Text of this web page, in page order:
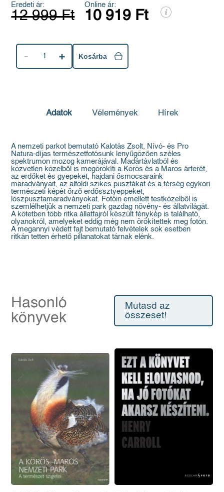
Eredeti ár:
12 999 Ft
Online ár:
10 919 Ft
1 Kosárba
Adatok Vélemények Hírek
A nemzeti parkot bemutató Kalotás Zsolt, Nívó- és Pro
Natura-díjas természetfotósunk lenyűgözően széles
spektrumon mozog kamerájával. Madártávlatból és
közvetlen közelből is megörökíti a Körös és a Maros árterét,
az erdőket és gyepeket, hajdani ősmocsaraink
maradványait, az alföldi szikes pusztákat és a térség egykori
természeti képét őrző erdőssztyeppeket,
löszpusztamaradványokat. Fotóin emellett testközelből is
szemlélhetjük a nemzeti park gazdag növény- és állatvilágát.
A kötetben több ritka állatfajról készült fénykép is található,
olyanokról, amelyeket eddig még nem örökítettek meg fotón.
A megannyi védett fajt bemutató felvételek sok esetben
ritkán tetten érhető pillanatokat tárnak elénk.
Hasonló
könyvek
Mutasd az
összeset!